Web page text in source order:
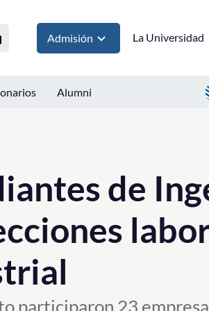
Admisión La Universidad
Alumni
de
participaron 23